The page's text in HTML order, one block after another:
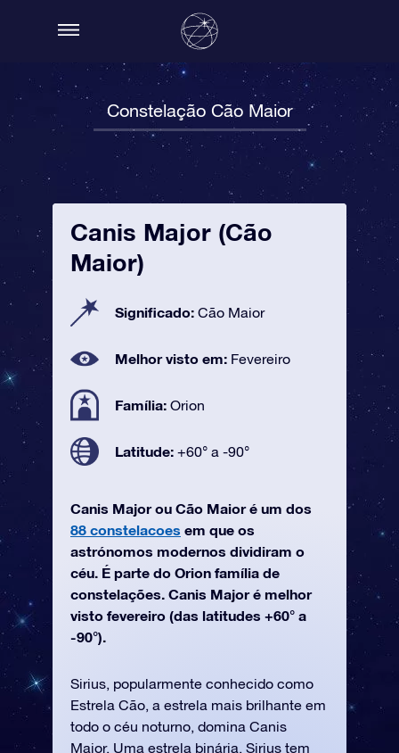
Constelação Cão Maior
Canis Major (Cão
Maior)
Significado: Cão Maior
Melhor visto em: Fevereiro
Família: Orion
Latitude: +60° a -90°
Canis Major ou Cão Maior é um dos
88 constelacoes em que os
astrónomos modernos dividiram o
céu. É parte do Orion família de
constelações. Canis Major é melhor
visto fevereiro (das latitudes +60° a
-90°).
Sirius, popularmente conhecido como
Estrela Cão, a estrela mais brilhante em
todo o céu noturno, domina Canis
Major. Uma estrela binária, Sirius tem